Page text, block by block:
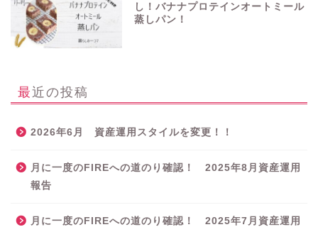
し！バナナプロテインオートミール
蒸しパン！
最近の投稿
2026年6月 資産運用スタイルを変更！！
月に一度のFIREへの道のり確認！ 2025年8月資産運用
報告
月に一度のFIREへの道のり確認！ 2025年7月資産運用